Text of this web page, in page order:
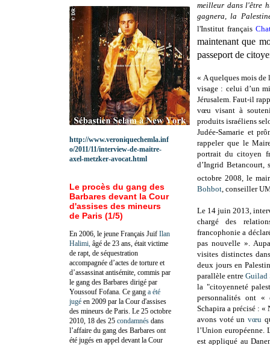
meilleur dans l'être
gagnera, la
l'Institut français
maintenant que
passeport de
« A quelques mois de
visage : celui d’un
Jérusalem. Faut-il
vœu visant à
produits israéliens
Judée-Samarie et
rappeler que le
portrait du citoyen
d’Ingrid Betancourt,
octobre 2008, le
Bohbot , conseiller
Le 14 juin 2013,
chargé des
francophonie a
pas nouvelle ».
visites distinctes
deux jours en
parallèle entreGuilad
la "citoyenneté
personnalités ont «
Schapira a précisé : «
avons voté un vœu
l’Union européenne.
est appliqué au
http://www.veroniquechemla.inf
o/2011/11/interview-de-maitre-
axel-metzker-avocat.html
Le procès du gang des
Barbares devant la Cour
d'assises des mineurs
de Paris (1/5)
En 2006, le jeune Français Juif Ilan
Halimi, âgé de 23 ans, était victime
de rapt, de séquestration
accompagnée d’actes de torture et
d’assassinat antisémite, commis par
le gang des Barbares dirigé par
Youssouf Fofana. Ce gang a été
jugé en 2009 par la Cour d'assises
des mineurs de Paris. Le 25 octobre
2010, 18 des 25 condamnés dans
l’affaire du gang des Barbares ont
été jugés en appel devant la Cour